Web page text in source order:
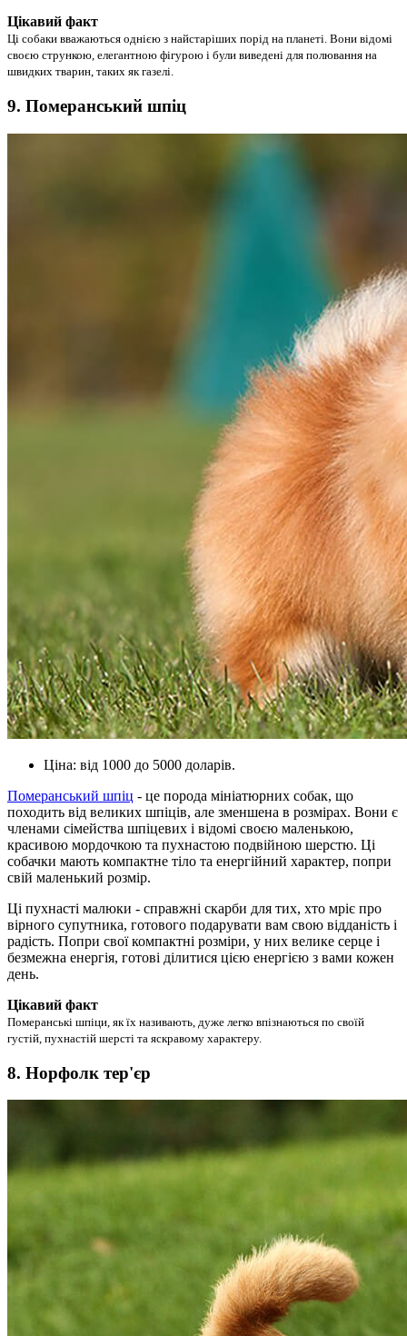
Цікавий факт
Ці собаки вважаються однією з найстаріших порід на планеті. Вони відомі
своєю стрункою, елегантною фігурою і були виведені для полювання на
швидких тварин, таких як газелі.
9. Померанський шпіц
Ціна: від 1000 до 5000 доларів.
Померанський шпіц - це порода мініатюрних собак, що
походить від великих шпіців, але зменшена в розмірах. Вони є
членами сімейства шпіцевих і відомі своєю маленькою,
красивою мордочкою та пухнастою подвійною шерстю. Ці
собачки мають компактне тіло та енергійний характер, попри
свій маленький розмір.
Ці пухнасті малюки - справжні скарби для тих, хто мріє про
вірного супутника, готового подарувати вам свою відданість і
радість. Попри свої компактні розміри, у них велике серце і
безмежна енергія, готові ділитися цією енергією з вами кожен
день.
Цікавий факт
Померанські шпіци, як їх називають, дуже легко впізнаються по своїй
густій, пухнастій шерсті та яскравому характеру.
8. Норфолк тер'єр